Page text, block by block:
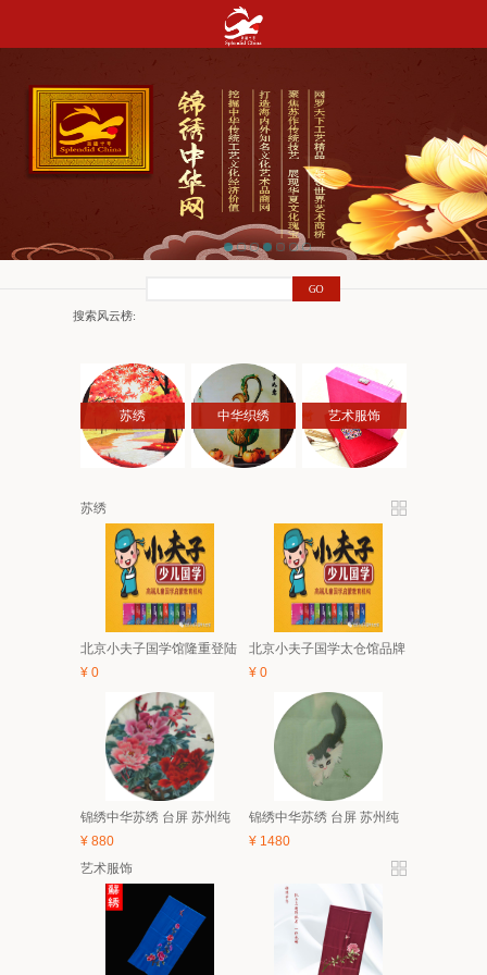
搜索风云榜:
苏绣 中华织绣 艺术服饰
苏绣
北京小夫子国学馆隆重登陆
活动开始啦！
¥ 0
北京小夫子国学太仓馆品牌
营简介
¥ 0
锦绣中华苏绣 台屏 苏州纯
装饰画 礼品
¥ 880
锦绣中华苏绣 台屏 苏州纯
装饰画 礼品
¥ 1480
艺术服饰